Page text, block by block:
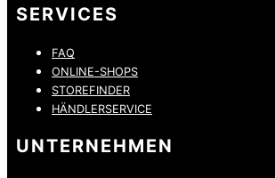
SERVICES
FAQ
ONLINE-SHOPS
STOREFINDER
HÄNDLERSERVICE
UNTERNEHMEN